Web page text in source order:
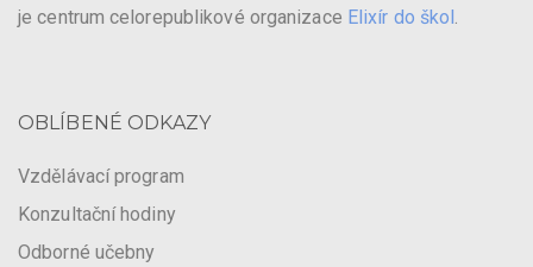
je centrum celorepublikové organizace Elixír do škol
OBLÍBENÉ ODKAZY
Vzdělávací program
Konzultační hodiny
Odborné učebny